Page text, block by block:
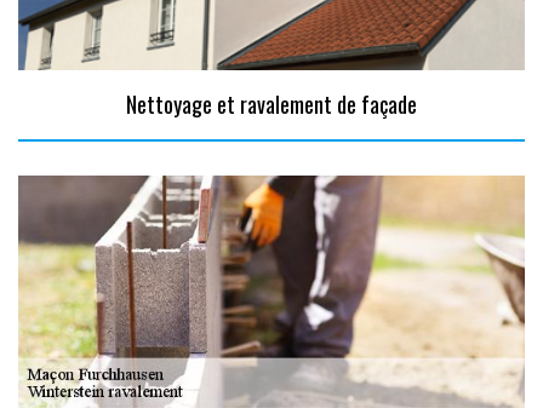
Nettoyage et ravalement de façade